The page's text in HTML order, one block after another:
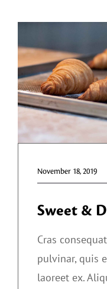
November 18, 2019
Sweet &
Cras
pulvinar, quis
laoreet ex.